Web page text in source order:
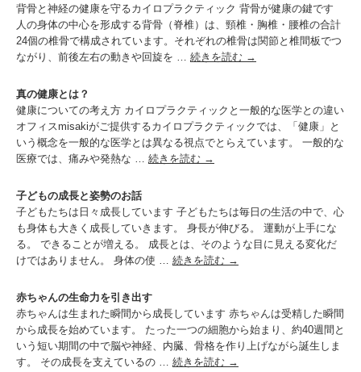
背骨と神経の健康を守るカイロプラクティック 背骨が健康の鍵です
人の身体の中心を形成する背骨（脊椎）は、頸椎・胸椎・腰椎の合計
24個の椎骨で構成されています。それぞれの椎骨は関節と椎間板でつ
ながり、前後左右の動きや回旋を … 続きを読む →
真の健康とは？
健康についての考え方 カイロプラクティックと一般的な医学との違い
オフィスmisakiがご提供するカイロプラクティックでは、「健康」と
いう概念を一般的な医学とは異なる視点でとらえています。 一般的な
医療では、痛みや発熱な … 続きを読む →
子どもの成長と姿勢のお話
子どもたちは日々成長しています 子どもたちは毎日の生活の中で、心
も身体も大きく成長していきます。 身長が伸びる。 運動が上手にな
る。 できることが増える。 成長とは、そのような目に見える変化だ
けではありません。 身体の使 … 続きを読む →
赤ちゃんの生命力を引き出す
赤ちゃんは生まれた瞬間から成長しています 赤ちゃんは受精した瞬間
から成長を始めています。 たった一つの細胞から始まり、約40週間と
いう短い期間の中で脳や神経、内臓、骨格を作り上げながら誕生しま
す。 その成長を支えているの … 続きを読む →